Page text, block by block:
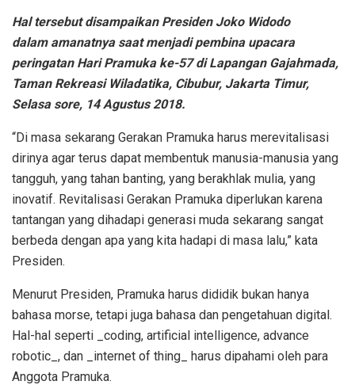
Hal tersebut disampaikan Presiden Joko Widodo
dalam amanatnya saat menjadi pembina upacara
peringatan Hari Pramuka ke-57 di Lapangan Gajahmada,
Taman Rekreasi Wiladatika, Cibubur, Jakarta Timur,
Selasa sore, 14 Agustus 2018.
“Di masa sekarang Gerakan Pramuka harus merevitalisasi
dirinya agar terus dapat membentuk manusia-manusia yang
tangguh, yang tahan banting, yang berakhlak mulia, yang
inovatif. Revitalisasi Gerakan Pramuka diperlukan karena
tantangan yang dihadapi generasi muda sekarang sangat
berbeda dengan apa yang kita hadapi di masa lalu,” kata
Presiden.
Menurut Presiden, Pramuka harus dididik bukan hanya
bahasa morse, tetapi juga bahasa dan pengetahuan digital.
Hal-hal seperti _coding, artificial intelligence, advance
robotic_, dan _internet of thing_ harus dipahami oleh para
Anggota Pramuka.